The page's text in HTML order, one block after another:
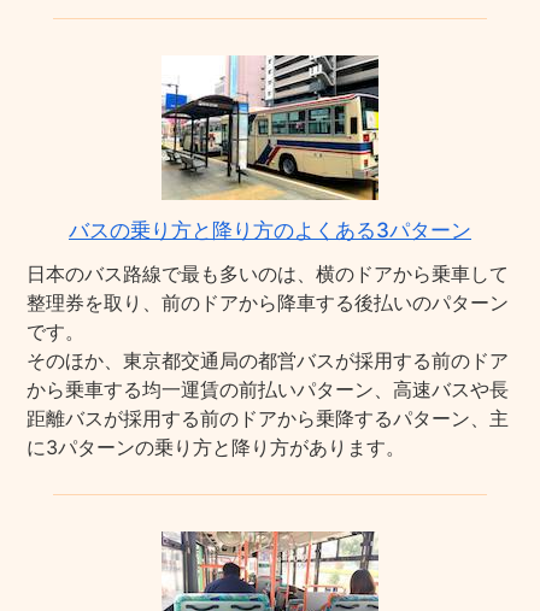
バスの乗り方と降り方のよくある3パターン
日本のバス路線で最も多いのは、横のドアから乗車して
整理券を取り、前のドアから降車する後払いのパターン
です。
そのほか、東京都交通局の都営バスが採用する前のドア
から乗車する均一運賃の前払いパターン、高速バスや長
距離バスが採用する前のドアから乗降するパターン、主
に3パターンの乗り方と降り方があります。